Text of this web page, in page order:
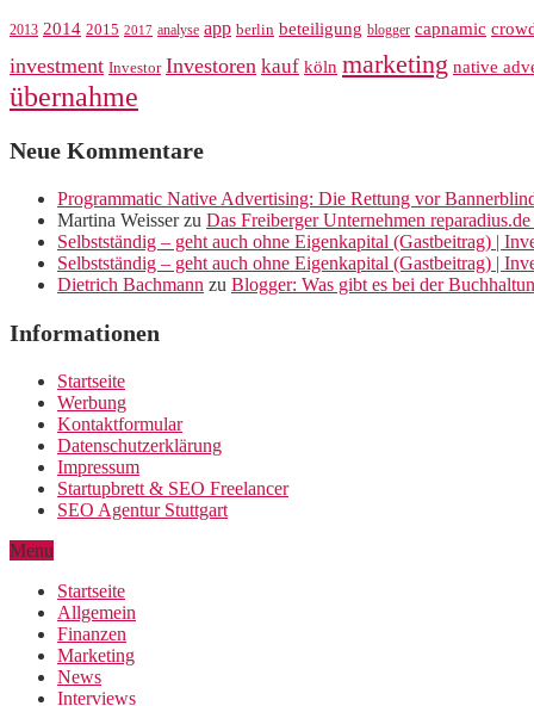
2013 2014 2015 2017 analyse app berlin beteiligung blogger capnamic
investment Investor Investoren kauf köln marketing native
übernahme
Neue Kommentare
Programmatic Native Advertising: Die Rettung vor
Martina Weisserzu Das Freiberger Unternehmen
Selbstständig – geht auch ohne Eigenkapital (Gastbeitrag) |
Selbstständig – geht auch ohne Eigenkapital (Gastbeitrag) |
Dietrich Bachmann zu Blogger: Was gibt es bei der
Informationen
Startseite
Werbung
Kontaktformular
Datenschutzerklärung
Impressum
Startupbrett & SEO Freelancer
SEO Agentur Stuttgart
Menu
Startseite
Allgemein
Finanzen
Marketing
News
Interviews